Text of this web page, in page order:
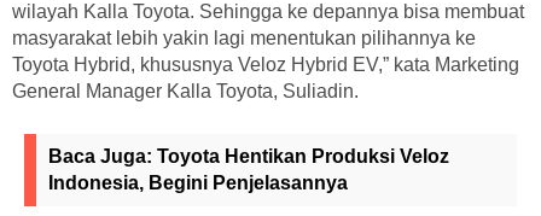
wilayah Kalla Toyota. Sehingga ke depannya bisa membuat
masyarakat lebih yakin lagi menentukan pilihannya ke
Toyota Hybrid, khususnya Veloz Hybrid EV,” kata Marketing
General Manager Kalla Toyota, Suliadin.
Baca Juga: Toyota Hentikan Produksi Veloz
Indonesia, Begini Penjelasannya